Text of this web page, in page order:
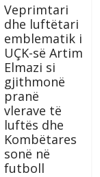
Veprimtari
dhe luftëtari
emblematik i
UÇK-së Artim
Elmazi si
gjithmonë
pranë
vlerave të
luftës dhe
Kombëtares
sonë në
futboll